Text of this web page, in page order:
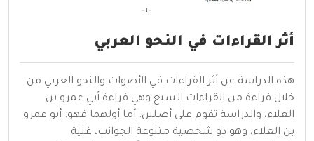
أثر القراءات في النحو العربي
هذه الدراسة عن أثر القراءات في الأصوات والنحو العربي من
خلال قراءة من القراءات السبع وهي قراءة أبي عمرو بن
العلاء، والدراسة تقوم على أصلين: أما أولهما فهو: أبو عمرو
بن العلاء، وهو ذو شخصية متنوعة الجوانب، غنية